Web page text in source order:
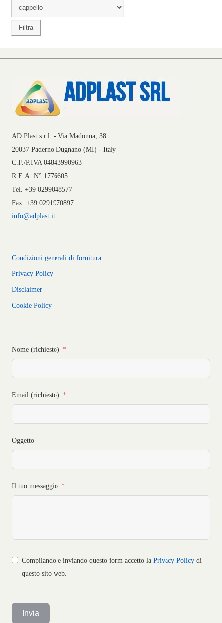
AD Plast s.r.l. - Via Madonna, 38
20037 Paderno Dugnano (MI) - Italy
C.F./P.IVA 04843990963
R.E.A. N° 1776605
Tel. +39 0299048577
Fax. +39 0291970897
info@adplast.it
Condizioni generali di fornitura
Privacy Policy
Disclaimer
Cookie Policy
Nome (richiesto)
Email (richiesto)
Oggetto
Il tuo messaggio
Compilando e inviando questo form accetto laPrivacy Policy di
questo sito web.
Invia